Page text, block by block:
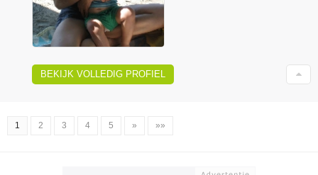
BEKIJK VOLLEDIG PROFIEL
1 2 3 4 5 » »»